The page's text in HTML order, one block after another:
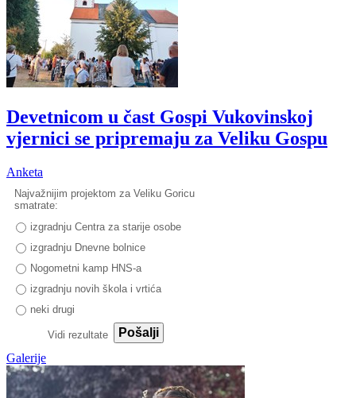
Devetnicom u čast Gospi Vukovinskoj
vjernici se pripremaju za Veliku Gospu
Anketa
Najvažnijim projektom za Veliku Goricu
smatrate:
izgradnju Centra za starije osobe
izgradnju Dnevne bolnice
Nogometni kamp HNS-a
izgradnju novih škola i vrtića
neki drugi
Vidi rezultate
Pošalji
Galerije